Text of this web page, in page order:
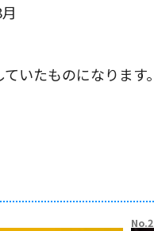
いたものになります。
No.2